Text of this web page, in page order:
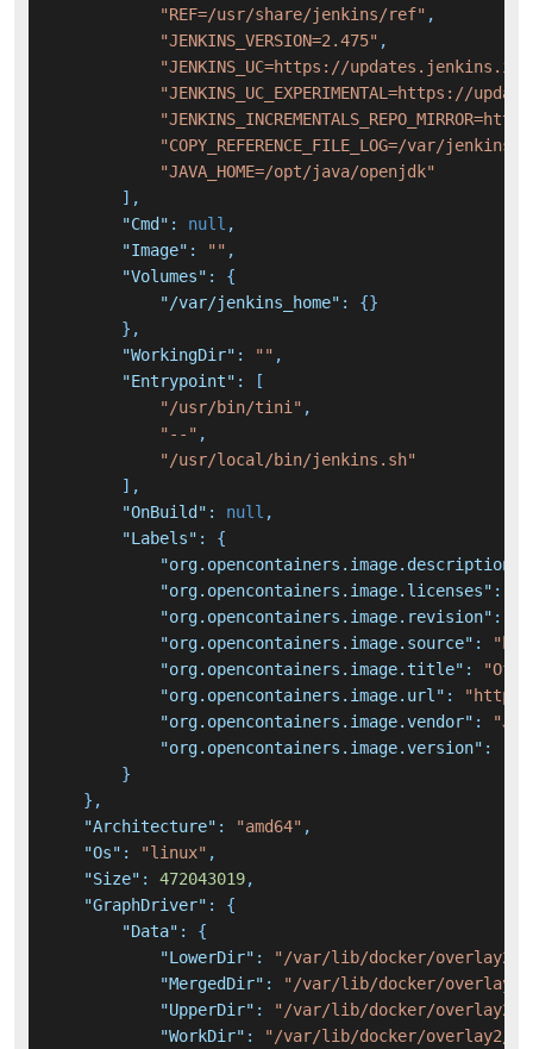
"REF=/usr/share/jenkins/ref" ,
"JENKINS_VERSION=2.475" ,
"JENKINS_UC=https://updates.jenkins.io"
"JENKINS_UC_EXPERIMENTAL=https://
"COPY_REFERENCE_FILE_LOG=/var/
"JAVA_HOME=/opt/java/openjdk"
] ,
"Cmd" : null ,
"Image" : "" ,
"Volumes" :
{
"/var/jenkins_home" : {}
} ,
"WorkingDir" : "" ,
"Entrypoint" :
[
"/usr/bin/tini" ,
"--" ,
"/usr/local/bin/jenkins.sh"
] ,
"OnBuild" : null ,
"Labels" :
{
"org.opencontainers.image.description"
"org.opencontainers.image.licenses" :
"org.opencontainers.image.revision" :
"org.opencontainers.image.source" :
"org.opencontainers.image.title" :
"org.opencontainers.image.url" :
"org.opencontainers.image.vendor" :
"org.opencontainers.image.version" :
}
} ,
"Architecture" : "amd64" ,
"Os" : "linux" ,
"Size" : 472043019,
"GraphDriver" :
{
"Data" :
{
"LowerDir" :
"/var/lib/docker/overlay2/
"MergedDir" :
"/var/lib/docker/overlay2/
"UpperDir" :
"/var/lib/docker/overlay2/
"WorkDir" :
"/var/lib/docker/overlay2/